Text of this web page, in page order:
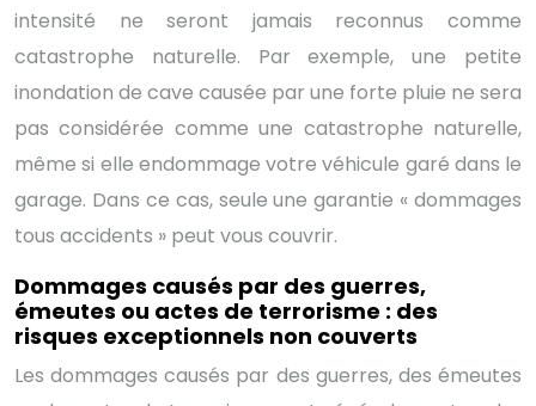
intensité ne seront jamais reconnus comme
catastrophe naturelle. Par exemple, une petite
inondation de cave causée par une forte pluie ne sera
pas considérée comme une catastrophe naturelle,
même si elle endommage votre véhicule garé dans le
garage. Dans ce cas, seule une garantie « dommages
tous accidents » peut vous couvrir.
Dommages causés par des guerres,
émeutes ou actes de terrorisme : des
risques exceptionnels non couverts
Les dommages causés par des guerres, des émeutes